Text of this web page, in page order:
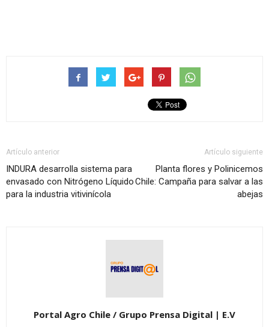
Artículo anterior
INDURA desarrolla sistema para
envasado con Nitrógeno Líquido
para la industria vitivinícola
Artículo siguiente
Planta flores y Polinicemos
Chile: Campaña para salvar a las
abejas
Portal Agro Chile / Grupo Prensa Digital | E.V